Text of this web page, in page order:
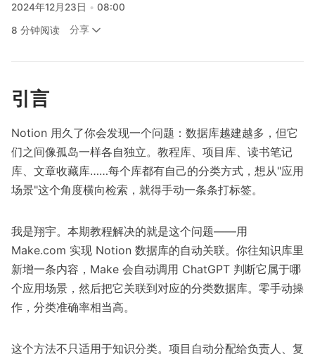
2024年12月23日 08:00
8 分钟阅读 分享
引言
Notion 用久了你会发现一个问题：数据库越建越多，但它
们之间像孤岛一样各自独立。教程库、项目库、读书笔记
库、文章收藏库……每个库都有自己的分类方式，想从"应用
场景"这个角度横向检索，就得手动一条条打标签。
我是翔宇。本期教程解决的就是这个问题——用
Make.com 实现 Notion 数据库的自动关联。你往知识库里
新增一条内容，Make 会自动调用 ChatGPT 判断它属于哪
个应用场景，然后把它关联到对应的分类数据库。零手动操
作，分类准确率相当高。
这个方法不只适用于知识分类。项目自动分配给负责人、复